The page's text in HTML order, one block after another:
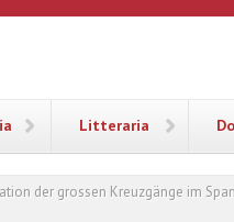
Litteraria
der grossen Kreuzgänge im